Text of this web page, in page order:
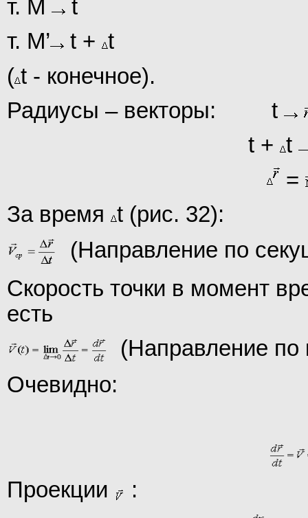
т. М
t
т. М’
t + t
( t - конечное).
Радиусы – векторы: t
t + t
=
За время t (рис. 32):
(Направление по
Скорость точки в момент
есть
(Направление по
Очевидно:
Проекции :